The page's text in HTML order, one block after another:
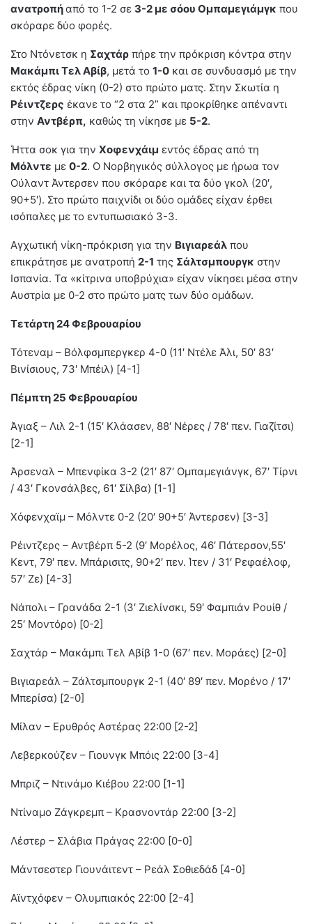
ανατροπήαπό το 1-2 σε 3-2 με σόου Ομπαμεγιάμγκ που
σκόραρε δύο φορές.
Στο Ντόνετσκ η Σαχτάρ πήρε την πρόκριση κόντρα στην
Μακάμπι Τελ Αβίβ, μετά το 1-0 και σε συνδυασμό με την
εκτός έδρας νίκη (0-2) στο πρώτο ματς. Στην Σκωτία η
Ρέιντζερς έκανε το “2 στα 2” και προκρίθηκε απέναντι
στην Αντβέρπ, καθώς τη νίκησε με 5-2.
Ήττα σοκ για την Χοφενχάιμ εντός έδρας από τη
Μόλντε με 0-2. Ο Νορβηγικός σύλλογος με ήρωα τον
Ούλαντ Άντερσεν που σκόραρε και τα δύο γκολ (20′,
90+5′). Στο πρώτο παιχνίδι οι δύο ομάδες είχαν έρθει
ισόπαλες με το εντυπωσιακό 3-3.
Αγχωτική νίκη-πρόκριση για την Βιγιαρεάλ που
επικράτησε με ανατροπή 2-1 της Σάλτσμπουργκ στην
Ισπανία. Τα «κίτρινα υποβρύχια» είχαν νίκησει μέσα στην
Αυστρία με 0-2 στο πρώτο ματς των δύο ομάδων.
Τετάρτη 24 Φεβρουαρίου
Τότεναμ – Βόλφσμπεργκερ 4-0 (11′ Ντέλε Άλι, 50′ 83′
Βινίσιους, 73′ Μπέιλ) [4-1]
Πέμπτη 25 Φεβρουαρίου
Άγιαξ – Λιλ 2-1 (15′ Κλάασεν, 88′ Νέρες / 78′ πεν. Γιαζίτσι)
[2-1]
Άρσεναλ – Μπενφίκα 3-2 (21′ 87′ Ομπαμεγιάνγκ, 67′ Τίρνι
/ 43′ Γκονσάλβες, 61′ Σίλβα) [1-1]
Χόφενχαϊμ – Μόλντε 0-2 (20′ 90+5′ Άντερσεν) [3-3]
Ρέιντζερς – Αντβέρπ 5-2 (9′ Μορέλος, 46′ Πάτερσον,55′
Κεντ, 79′ πεν. Μπάρισιτς, 90+2′ πεν. Ίτεν / 31′ Ρεφαέλοφ,
57′ Ζε) [4-3]
Νάπολι – Γρανάδα 2-1 (3′ Ζιελίνσκι, 59′ Φαμπιάν Ρουίθ /
25′ Μοντόρο) [0-2]
Σαχτάρ – Μακάμπι Τελ Αβίβ 1-0 (67′ πεν. Μοράες) [2-0]
Βιγιαρεάλ – Ζάλτσμπουργκ 2-1 (40′ 89′ πεν. Μορένο / 17′
Μπερίσα) [2-0]
Μίλαν – Ερυθρός Αστέρας 22:00 [2-2]
Λεβερκούζεν – Γιουνγκ Μπόις 22:00 [3-4]
Μπριζ – Ντινάμο Κιέβου 22:00 [1-1]
Ντίναμο Ζάγκρεμπ – Κρασνοντάρ 22:00 [3-2]
Λέστερ – Σλάβια Πράγας 22:00 [0-0]
Μάντσεστερ Γιουνάιτεντ – Ρεάλ Σοθιεδάδ [4-0]
Αϊντχόφεν – Ολυμπιακός 22:00 [2-4]